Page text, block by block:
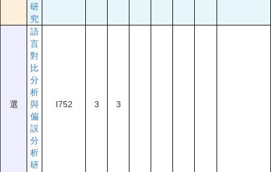
研
究
選
語
言
對
比
分
析
與
偏
誤
分
析
研
I752 3 3